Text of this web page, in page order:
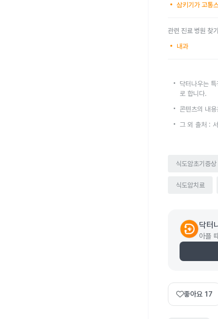
삼키기가 고통
관련 진료 병원 찾
내과
닥터나우는
로 합니다.
콘텐츠의 내
그 외 출처 :
식도암초기증상
식도암치료
닥터
아플
좋아요 17